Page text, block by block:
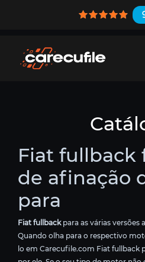
Fiat fullback
de afinação
para
Fiat fullbackpara as várias versões
Quando olha para o respectivo
lo em Carecufile.com Fiat fullback